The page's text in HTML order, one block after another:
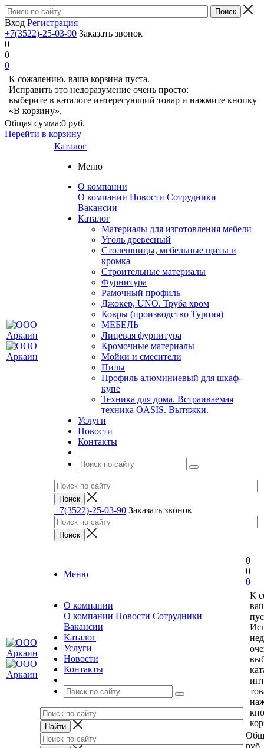
Вход Регистрация
+7(3522)-25-03-90 Заказать звонок
0
0
0
К сожалению, ваша корзина пуста.
Исправить это недоразумение очень просто:
выберите в каталоге интересующий товар и нажмите кнопку
«В корзину».
Общая сумма:0 руб.
Перейти в корзину
Каталог
Меню
О компании
О компании Новости Сотрудники
Вакансии
Каталог
Материалы для изготовления мебели
Уголь древесный
Столешницы, мебельные щиты и
кромка
Строительные материалы
Фурнитура
Рамочный профиль
Джокер, UNO. Труба хром
Ковры (производство Турция)
МЕБЕЛЬ
Лицевая фурнитура
Кромочные материалы
Мойки и смесители
Пилы
Профиль алюминиевый для шкаф-
купе
Техника для дома. Встраиваемая
техника OASIS. Вытяжки.
Услуги
Новости
Контакты
+7(3522)-25-03-90 Заказать звонок
Меню
О компании
О компании Новости Сотрудники
Вакансии
Каталог
Услуги
Новости
Контакты
0
0
0
К
руб.